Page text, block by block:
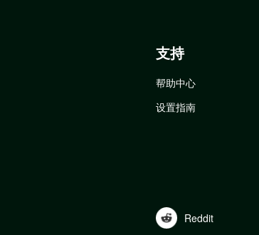
支持
帮助中心
设置指南
Reddit